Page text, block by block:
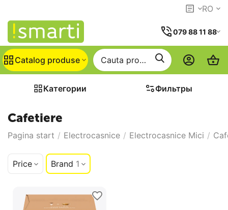
RO
079 88 11 88
Catalog produse
Категории Фильтры
Cafetiere
Pagina start / Electrocasnice / Electrocasnice Mici /
Price Brand 1